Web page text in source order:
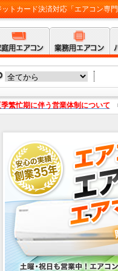
トカード決済対応「エアコン専
繁忙期に伴う営業体制について